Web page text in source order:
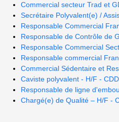
Commercial secteur Trad et
Secrétaire Polyvalent(e) /
Responsable Commercial
Responsable de Contrôle de
Responsable Commercial
Responsable commercial
Commercial Sédentaire et
Caviste polyvalent - H/F -
Responsable de ligne
Chargé(e) de Qualité – H/F -